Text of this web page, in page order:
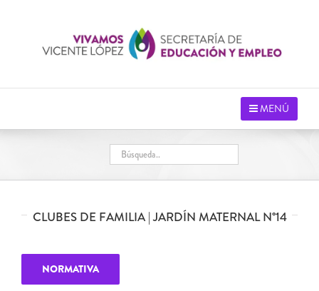
MENÚ
CLUBES DE FAMILIA | JARDÍN MATERNAL N°14
NORMATIVA